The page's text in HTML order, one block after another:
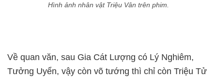
Hình ảnh nhân vật Triệu Vân trên phim.
Về quan văn, sau Gia Cát Lượng có Lý Nghiêm,
Tưởng Uyển, vậy còn võ tướng thì chỉ còn Triệu Tử